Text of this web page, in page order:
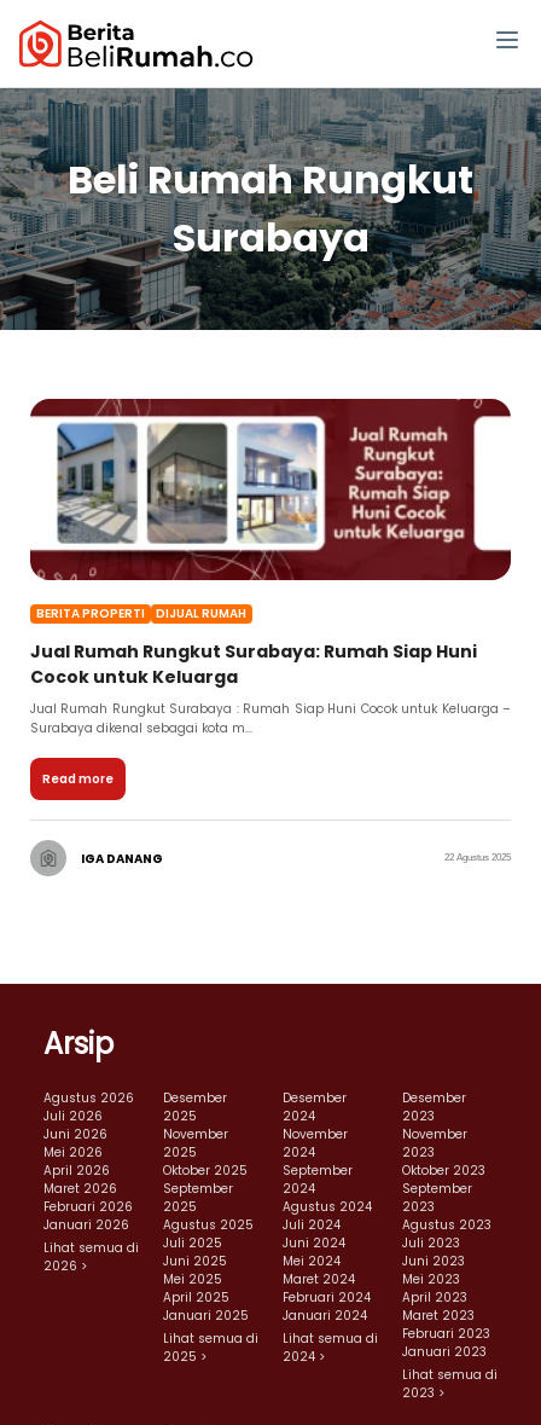
Beli Rumah Rungkut
Surabaya
BERITA PROPERTI DIJUAL RUMAH
Jual Rumah Rungkut Surabaya: Rumah Siap Huni
Cocok untuk Keluarga
Jual Rumah Rungkut Surabaya : Rumah Siap Huni Cocok untuk Keluarga –
Surabaya dikenal sebagai kota m...
Read more
IGA DANANG 22 Agustus 2025
Arsip
Agustus 2026
Juli 2026
Juni 2026
Mei 2026
April 2026
Maret 2026
Februari 2026
Januari 2026
Lihat semua di
2026 >
Desember
2025
November
2025
Oktober 2025
September
2025
Agustus 2025
Juli 2025
Juni 2025
Mei 2025
April 2025
Januari 2025
Lihat semua di
2025 >
Desember
2024
November
2024
September
2024
Agustus 2024
Juli 2024
Juni 2024
Mei 2024
Maret 2024
Februari 2024
Januari 2024
Lihat semua di
2024 >
Desember
2023
November
2023
Oktober 2023
September
2023
Agustus 2023
Juli 2023
Juni 2023
Mei 2023
April 2023
Maret 2023
Februari 2023
Januari 2023
Lihat semua di
2023 >